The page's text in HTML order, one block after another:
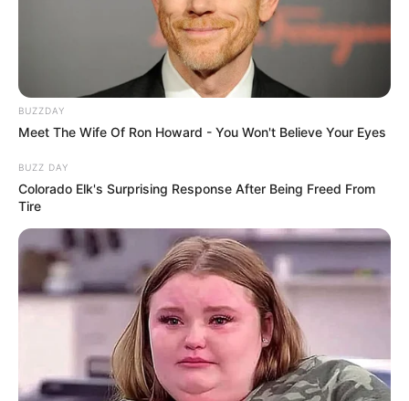
BUZZDAY
Meet The Wife Of Ron Howard - You Won't Believe Your Eyes
BUZZ DAY
Colorado Elk's Surprising Response After Being Freed From
Tire